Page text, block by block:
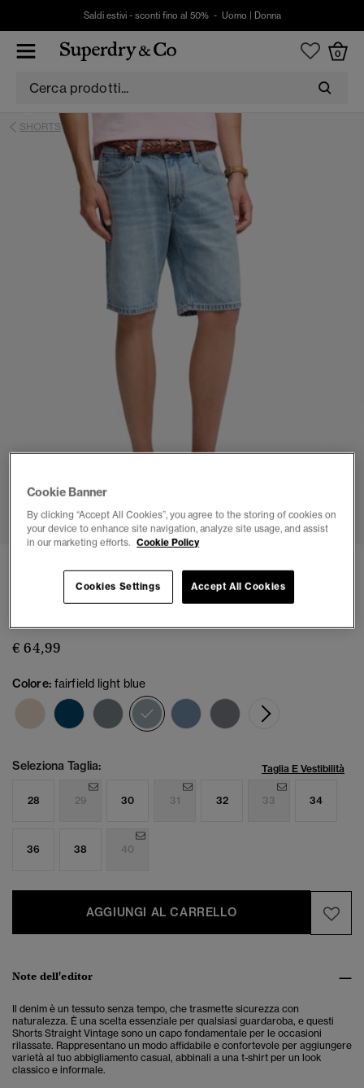
Saldi estivi - sconti fino al 50% - Uomo Donna
0
SHORTS
Shorts Straight Vintage
€ 64,99
Colore: fairfield light blue
selezionato
Seleziona Taglia: Taglia E Vestibilità
28 29 30 31 32 33 34
36 38 40
AGGIUNGI AL CARRELLO
Note dell'editor
Il denim è un tessuto senza tempo, che trasmette sicurezza con
naturalezza. È una scelta essenziale per qualsiasi guardaroba, e questi
Shorts Straight Vintage sono un capo fondamentale per le occasioni
rilassate. Rappresentano un modo affidabile e confortevole per aggiungere
varietà al tuo abbigliamento casual, abbinali a una t-shirt per un look
classico e informale.
Cookie Banner
By clicking “Accept All Cookies”, you agree to the storing of cookies on
your device to enhance site navigation, analyze site usage, and assist
in our marketing efforts. Cookie Policy
Cookies Settings Accept All Cookies